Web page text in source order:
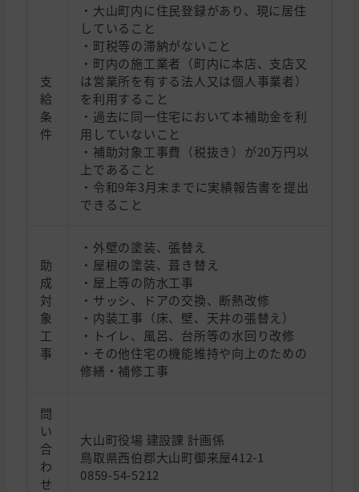
支
給
条
件
・大山町内に住民登録があり、現に居住
していること
・町税等の滞納がないこと
・町内の施工業者（町内に本店、支店又
は営業所を有する法人又は個人事業者）
を利用すること
・過去に同一住宅において本補助金を利
用していないこと
・補助対象工事費（税抜き）が20万円以
上であること
・令和9年3月末までに実績報告書を提出
できること
助
成
対
象
工
事
・外壁の塗装、張替え
・屋根の塗装、葺き替え
・屋上等の防水工事
・サッシ、ドアの交換、断熱改修
・内装工事（床、壁、天井の張替え）
・トイレ、風呂、台所等の水回り改修
・その他住宅の機能維持や向上のための
修繕・補修工事
問
い
合
わ
せ
大山町役場 建設課 計画係
鳥取県西伯郡大山町御来屋412-1
0859-54-5212